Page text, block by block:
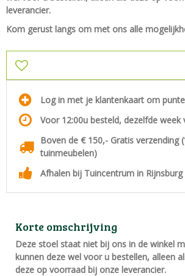
leverancier.
Kom gerust langs om met ons alle
Log in met je klantenkaart om
Voor 12:00u besteld, dezelfde week
Boven de € 150,- Gratis verzending
tuinmeubelen)
Afhalen bij Tuincentrum in
Korte omschrijving
Deze stoel staat niet bij ons in de winkel
kunnen deze wel voor u bestellen, alleen
deze op voorraad bij onze leverancier.